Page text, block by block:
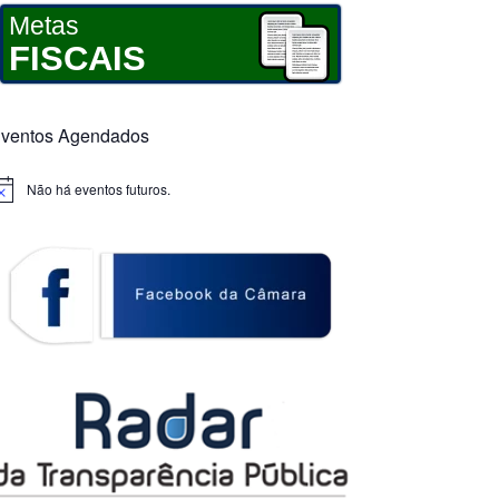
Metas
FISCAIS
Agendados
Não há eventos futuros.